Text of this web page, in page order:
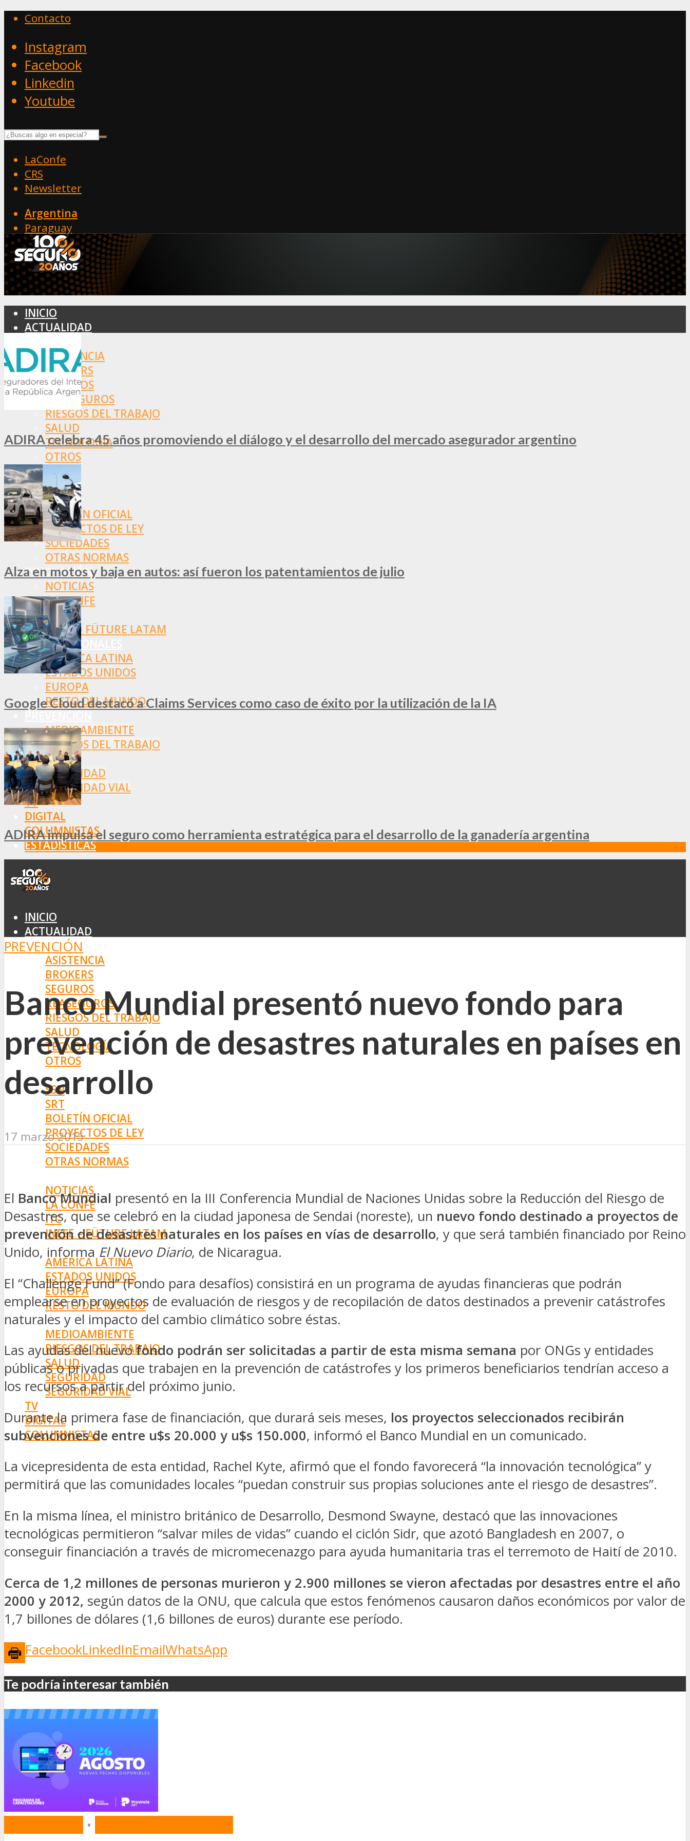
Contacto
Instagram
Facebook
Linkedin
Youtube
LaConfe
CRS
Newsletter
Argentina
Paraguay
INICIO
ACTUALIDAD
ASISTENCIA
BROKERS
SEGUROS
REASEGUROS
RIESGOS DEL TRABAJO
SALUD
TECNOLOGÍA
OTROS
NORMAS
SSN
SRT
BOLETÍN OFICIAL
PROYECTOS DE LEY
SOCIEDADES
OTRAS NORMAS
INNOVACIÓN
NOTICIAS
LA CONFE
ITC
INESE – FÜTURE LATAM
INTERNACIONALES
AMÉRICA LATINA
ESTADOS UNIDOS
EUROPA
RESTO DEL MUNDO
MEDIOAMBIENTE
RIESGOS DEL TRABAJO
SALUD
SEGURIDAD
SEGURIDAD VIAL
TV
DIGITAL
COLUMNISTAS
ESTADÍSTICAS
ADIRA celebra 45 años promoviendo el diálogo y el desarrollo del mercado asegurador argentino
Alza en motos y baja en autos: así fueron los patentamientos de julio
Google Cloud destacó a Claims Services como caso de éxito por la utilización de la IA
ADIRA impulsa el seguro como herramienta estratégica para el desarrollo de la ganadería argentina
INICIO
ACTUALIDAD
MERCADO
ASISTENCIA
BROKERS
SEGUROS
REASEGUROS
RIESGOS DEL TRABAJO
SALUD
TECNOLOGÍA
OTROS
NORMAS
SSN
SRT
BOLETÍN OFICIAL
PROYECTOS DE LEY
SOCIEDADES
OTRAS NORMAS
NOTICIAS
LA CONFE
ITC
INESE – FÜTURE LATAM
INTERNACIONALES
AMÉRICA LATINA
ESTADOS UNIDOS
EUROPA
RESTO DEL MUNDO
PREVENCIÓN
MEDIOAMBIENTE
RIESGOS DEL TRABAJO
SALUD
SEGURIDAD
SEGURIDAD VIAL
TV
DIGITAL
COLUMNISTAS
PREVENCIÓN
Banco Mundial presentó nuevo fondo para
prevención de desastres naturales en países en
desarrollo
17 marzo 2015
El Banco Mundial presentó en la III Conferencia Mundial de Naciones Unidas sobre la Reducción del Riesgo de
Desastres, que se celebró en la ciudad japonesa de Sendai (noreste), un nuevo fondo destinado a proyectos de
prevención de desastres naturales en los países en vías de desarrollo, y que será también financiado por Reino
Unido, informa El Nuevo Diario, de Nicaragua.
El “Challenge Fund” (Fondo para desafíos) consistirá en un programa de ayudas financieras que podrán
emplearse en proyectos de evaluación de riesgos y de recopilación de datos destinados a prevenir catástrofes
naturales y el impacto del cambio climático sobre éstas.
Las ayudas del nuevofondo podrán ser solicitadas a partir de esta misma semana por ONGs y entidades
públicas o privadas que trabajen en la prevención de catástrofes y los primeros beneficiarios tendrían acceso a
los recursos a partir del próximo junio.
Durante la primera fase de financiación, que durará seis meses, los proyectos seleccionados recibirán
subvenciones de entre u$s 20.000 y u$s 150.000, informó el Banco Mundial en un comunicado.
La vicepresidenta de esta entidad, Rachel Kyte, afirmó que el fondo favorecerá “la innovación tecnológica” y
permitirá que las comunidades locales “puedan construir sus propias soluciones ante el riesgo de desastres”.
En la misma línea, el ministro británico de Desarrollo, Desmond Swayne, destacó que las innovaciones
tecnológicas permitieron “salvar miles de vidas” cuando el ciclón Sidr, que azotó Bangladesh en 2007, o
conseguir financiación a través de micromecenazgo para ayuda humanitaria tras el terremoto de Haití de 2010.
Cerca de 1,2 millones de personas murieron y 2.900 millones se vieron afectadas por desastres entre el año
2000 y 2012, según datos de la ONU, que calcula que estos fenómenos causaron daños económicos por valor de
1,7 billones de dólares (1,6 billones de euros) durante ese período.
FacebookLinkedInEmailWhatsApp
Te podría interesar también
•